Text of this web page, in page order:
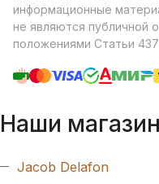
информационные
не являются публичной
положениями Статьи
Наши
Jacob Delafon